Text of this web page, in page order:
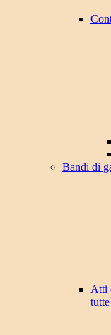
Bandi di
Atti